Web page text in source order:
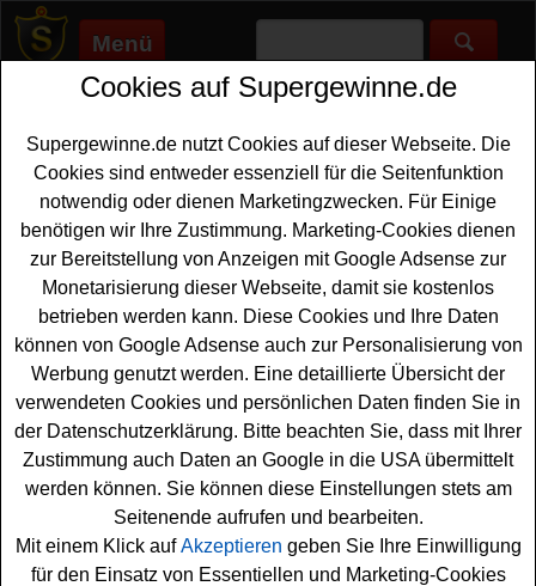
Menü
Supergewinne.de>Gewinnspiele>Technik Gewinnspiele>
Anzeige:
Anzeige:
Reiseplaza Gewinnspiel -
Kaffeevollautomat gewinnen
Ein kostenloses Reiseplaza Gewinnspiel für alle
Gewinner, die gern einen tollen Kaffeevollautomat
gewinnenmöchten. Wer möchte sich einen perfekten
Kaffee auf Knopfdruck gönnen? Reiseplaza bietet die
schöne Gelegenheit, sich einen hochmodernen
Kaffeevollautomaten gewinnen zu können. Verlost wird
ein Philips 5400 Kaffeevollautomat - und mit etwas Glück
können Sie diesen Kaffeevollautomat gewinnen.
Cookies auf Supergewinne.de
Supergewinne.de nutzt Cookies auf dieser Webseite. Die
Cookies sind entweder essenziell für die Seitenfunktion
notwendig oder dienen Marketingzwecken. Für Einige
benötigen wir Ihre Zustimmung. Marketing-Cookies dienen
zur Bereitstellung von Anzeigen mit Google Adsense zur
Monetarisierung dieser Webseite, damit sie kostenlos
betrieben werden kann. Diese Cookies und Ihre Daten
können von Google Adsense auch zur Personalisierung von
Werbung genutzt werden. Eine detaillierte Übersicht der
verwendeten Cookies und persönlichen Daten finden Sie in
der Datenschutzerklärung. Bitte beachten Sie, dass mit Ihrer
Zustimmung auch Daten an Google in die USA übermittelt
werden können. Sie können diese Einstellungen stets am
Seitenende aufrufen und bearbeiten.
Mit einem Klick aufAkzeptieren geben Sie Ihre Einwilligung
für den Einsatz von Essentiellen und Marketing-Cookies